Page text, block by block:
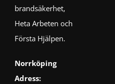
brandsäkerhet,
Heta Arbeten och
Första Hjälpen.
Norrköping
Adress: